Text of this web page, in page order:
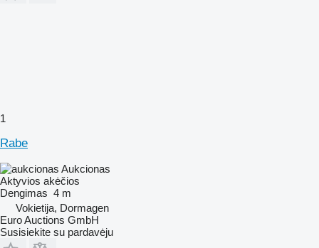
1
Rabe
Aukcionas
Aktyvios akėčios
Dengimas 4 m
Vokietija, Dormagen
Euro Auctions GmbH
Susisiekite su pardavėju